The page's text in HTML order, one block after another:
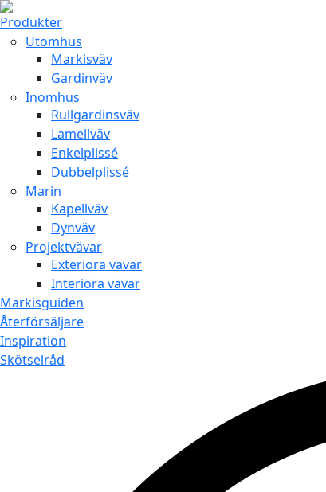
Produkter
Utomhus
Markisväv
Gardinväv
Inomhus
Rullgardinsväv
Lamellväv
Enkelplissé
Dubbelplissé
Marin
Kapellväv
Dynväv
Projektvävar
Exteriöra vävar
Interiöra vävar
Markisguiden
Återförsäljare
Inspiration
Skötselråd